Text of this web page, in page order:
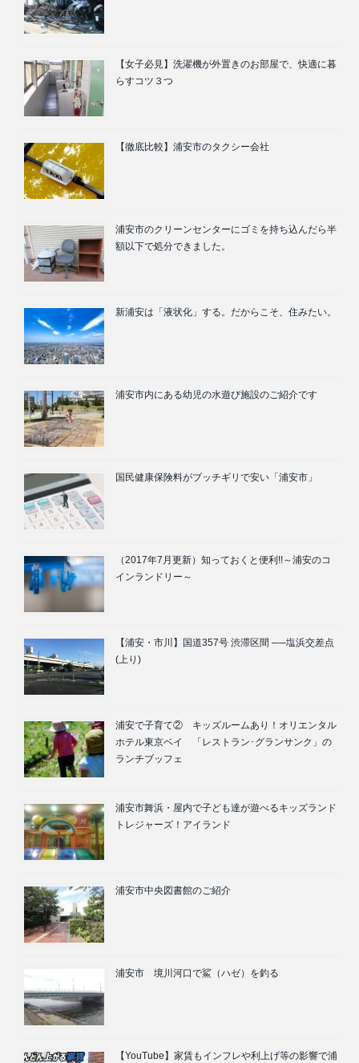
【女子必見】洗濯機が外置きのお部屋で、快適に暮
らすコツ３つ
【徹底比較】浦安市のタクシー会社
浦安市のクリーンセンターにゴミを持ち込んだら半
額以下で処分できました。
新浦安は「液状化」する。だからこそ、住みたい。
浦安市内にある幼児の水遊び施設のご紹介です
国民健康保険料がブッチギリで安い「浦安市」
（2017年7月更新）知っておくと便利!!～浦安のコ
インランドリー～
【浦安・市川】国道357号 渋滞区間 ──塩浜交差点
(上り)
浦安で子育て② キッズルームあり！オリエンタル
ホテル東京ベイ 「レストラン･グランサンク」の
ランチブッフェ
浦安市舞浜・屋内で子ども達が遊べるキッズランド
トレジャーズ！アイランド
浦安市中央図書館のご紹介
浦安市 境川河口で鯊（ハゼ）を釣る
【YouTube】家賃もインフレや利上げ等の影響で浦